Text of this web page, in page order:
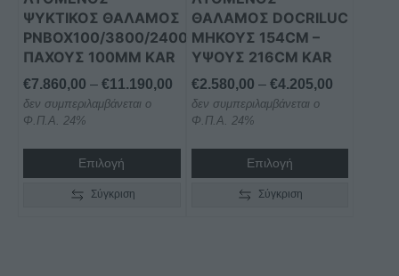
ΨΥΚΤΙΚΟΣ ΘΑΛΑΜΟΣ
PNBOX100/3800/2400
ΠΑΧΟΥΣ 100ΜΜ KAR
€7.860,00 – €11.190,00 Price
range:
€7.860,00
through
δεν συμπεριλαμβάνεται ο
Φ.Π.Α. 24%
Επιλογή
να
επιλεγούν
στη
σελίδα
του
προϊόντος
Σύγκριση
ΘΆΛΑΜΟΣ DOCRILUC
ΜΉΚΟΥΣ 154CM –
ΎΨΟΥΣ 216CM KAR
€2.580,00 – €4.205,00Price
through
δεν συμπεριλαμβάνεται ο
Φ.Π.Α. 24%
Επιλογή
να
επιλεγούν
στη
σελίδα
του
προϊόντος
Σύγκριση